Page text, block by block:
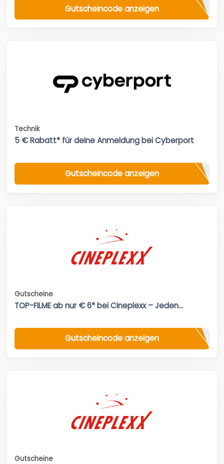
Gutscheincode anzeigen
Technik
5 € Rabatt* für deine Anmeldung bei Cyberport
Gutscheincode anzeigen
Gutscheine
TOP-FILME ab nur € 6* bei Cineplexx – Jeden...
Gutscheincode anzeigen
Gutscheine